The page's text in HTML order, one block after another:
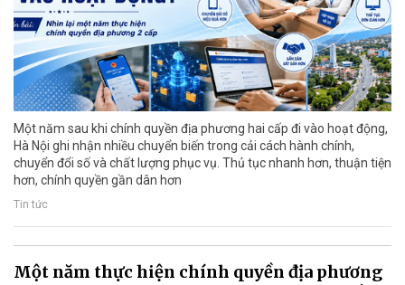
Một năm sau khi chính quyền địa phương hai cấp đi vào hoạt động,
Hà Nội ghi nhận nhiều chuyển biến trong cải cách hành chính,
chuyển đổi số và chất lượng phục vụ. Thủ tục nhanh hơn, thuận tiện
hơn, chính quyền gần dân hơn
Tin tức
Một năm thực hiện chính quyền địa phương